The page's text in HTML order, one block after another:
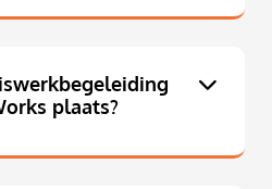
plaats?